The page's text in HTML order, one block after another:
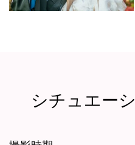
シチュエー